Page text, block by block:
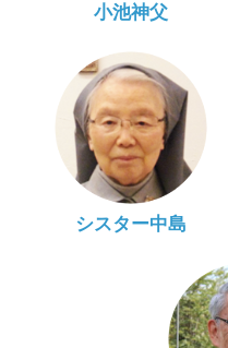
小池神父
シスター中島